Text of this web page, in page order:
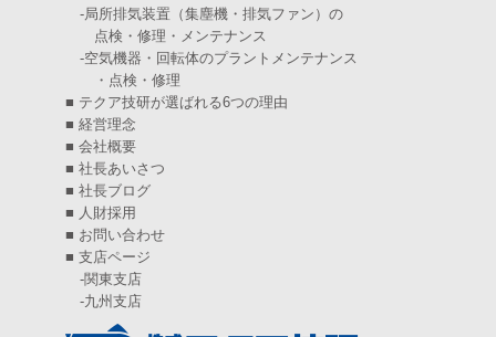
2024年10月(5)
2024年9月(4)
2024年8月(5)
2024年7月(6)
2024年6月 (4)
2024年5月(5)
2024年4月(5)
(6)
-局所排気装置（集塵機・排気ファン）の
点検・修理・メンテナンス
-空気機器・回転体のプラントメンテナンス
・点検・修理
■ テクア技研が選ばれる6つの理由
■ 経営理念
■ 会社概要
■ 社長あいさつ
■ 社長ブログ
■ 人財採用
■ お問い合わせ
■ 支店ページ
-関東支店
-九州支店